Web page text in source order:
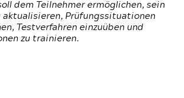
dem Teilnehmer ermöglichen, sein
aktualisieren, Prüfungssituationen
Testverfahren einzuüben und
zu trainieren.